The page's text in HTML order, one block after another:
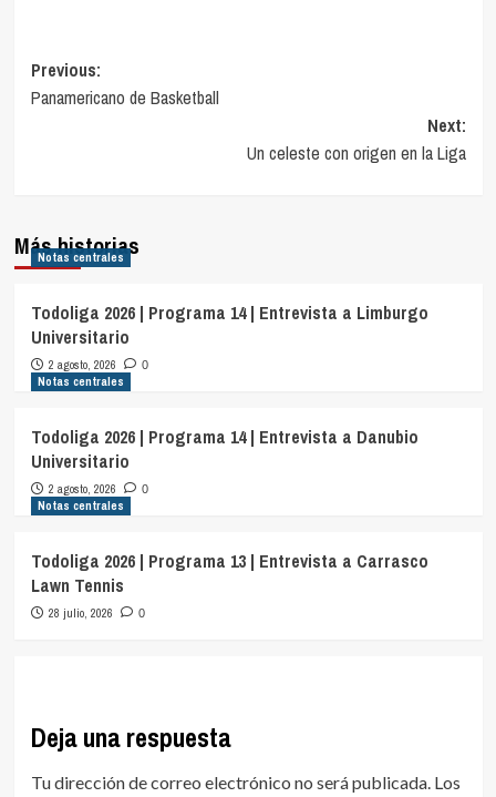
Navegación
de
Previous:
Panamericano de Basketball
Next:
Un celeste con origen en la Liga
Más historias
Notas centrales
Todoliga 2026 | Programa 14 | Entrevista a Limburgo
Universitario
2 agosto, 2026 0
Notas centrales
Todoliga 2026 | Programa 14 | Entrevista a Danubio
Universitario
2 agosto, 2026 0
Notas centrales
Todoliga 2026 | Programa 13 | Entrevista a Carrasco
Lawn Tennis
28 julio, 2026 0
Deja una respuesta
Tu dirección de correo electrónico no será publicada. Los